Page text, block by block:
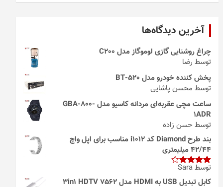
آخرین دیدگاه‌ها
چراغ روشنایی گازی لوموگاز مدل C200
توسط رضا
پخش کننده خودرو مدل 520-BT
توسط محسن پاشایی
ساعت مچی عقربه‌ای مردانه کاسیو مدل GBA-800-
1ADR
توسط حسن زاده
بند طرح Diamond کد i1012 مناسب برای اپل واچ
42/44 میلیمتری
امتیاز4
از 5
توسط Sara
کابل تبدیل USB به HDMI مدل 3in1 HDTV 7562